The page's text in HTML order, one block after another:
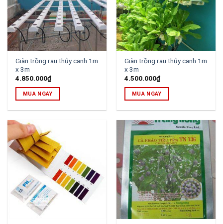
Giàn trồng rau thủy canh 1m
x 3m
4.850.000₫
MUA NGAY
Giàn trồng rau thủy canh 1m
x 3m
4.500.000₫
MUA NGAY